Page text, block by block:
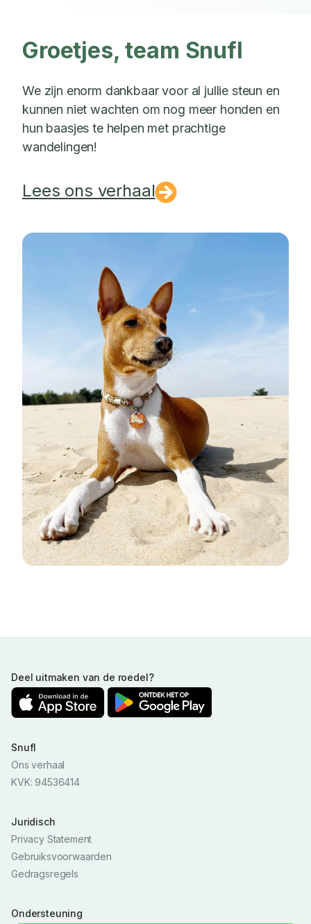
Groetjes, team Snufl
We zijn enorm dankbaar voor al jullie steun en
kunnen niet wachten om nog meer honden en
hun baasjes te helpen met prachtige
wandelingen!
Lees ons verhaal
Deel uitmaken van de roedel?
Snufl
Ons verhaal
KVK: 94536414
Juridisch
Privacy Statement
Gebruiksvoorwaarden
Gedragsregels
Ondersteuning